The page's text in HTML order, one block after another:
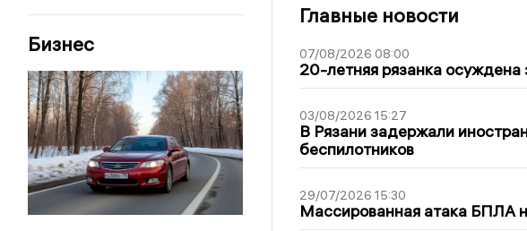
Бизнес
Главные новости
07/08/2026 08:00
20-летняя рязанка осуждена
03/08/2026 15:27
В Рязани задержали
беспилотников
29/07/2026 15:30
Массированная атака БПЛА